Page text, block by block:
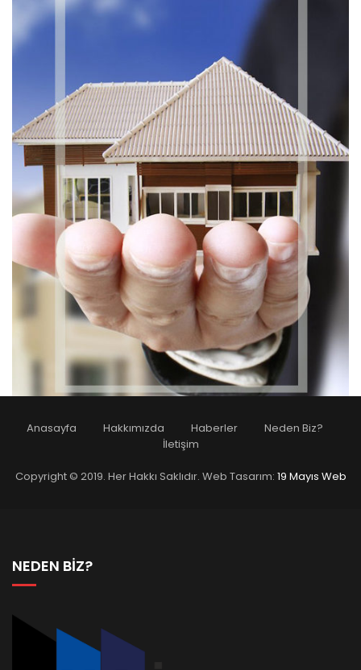
Anasayfa Hakkımızda Haberler
Neden Biz?
İletişim
Copyright © 2019. Her Hakkı Saklıdır. Web Tasarım: 19 Mayıs Web
NEDEN BİZ?